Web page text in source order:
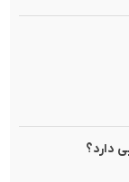
دارد؟